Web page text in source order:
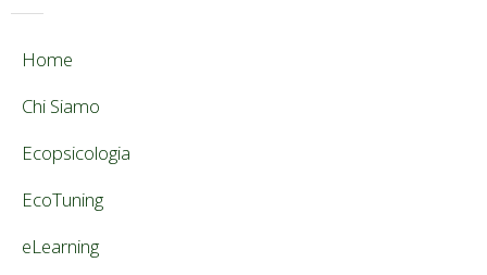
Home
Chi Siamo
Ecopsicologia
EcoTuning
eLearning